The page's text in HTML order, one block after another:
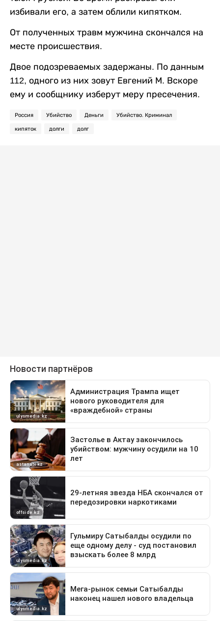
избивали его, а затем облили кипятком.
От полученных травм мужчина скончался на
месте происшествия.
Двое подозреваемых задержаны. По данным
112, одного из них зовут Евгений М. Вскоре
ему и сообщнику изберут меру пресечения.
Россия Убийство Деньги Убийство. Криминал
кипяток долги долг